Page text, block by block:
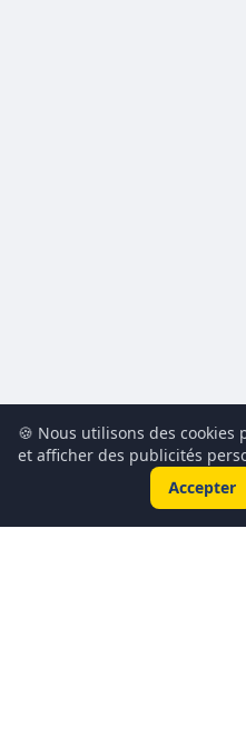
🍪 Nous utilisons des
et afficher des publicités
Accepter